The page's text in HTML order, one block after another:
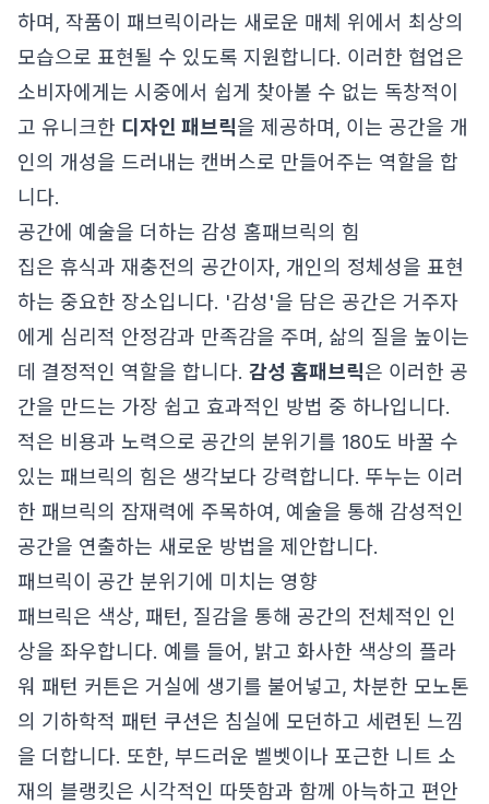
하며, 작품이 패브릭이라는 새로운 매체 위에서 최상의
모습으로 표현될 수 있도록 지원합니다. 이러한 협업은
소비자에게는 시중에서 쉽게 찾아볼 수 없는 독창적이
고 유니크한 디자인 패브릭을 제공하며, 이는 공간을 개
인의 개성을 드러내는 캔버스로 만들어주는 역할을 합
니다.
공간에 예술을 더하는 감성 홈패브릭의 힘
집은 휴식과 재충전의 공간이자, 개인의 정체성을 표현
하는 중요한 장소입니다. '감성'을 담은 공간은 거주자
에게 심리적 안정감과 만족감을 주며, 삶의 질을 높이는
데 결정적인 역할을 합니다. 감성 홈패브릭은 이러한 공
간을 만드는 가장 쉽고 효과적인 방법 중 하나입니다.
적은 비용과 노력으로 공간의 분위기를 180도 바꿀 수
있는 패브릭의 힘은 생각보다 강력합니다. 뚜누는 이러
한 패브릭의 잠재력에 주목하여, 예술을 통해 감성적인
공간을 연출하는 새로운 방법을 제안합니다.
패브릭이 공간 분위기에 미치는 영향
패브릭은 색상, 패턴, 질감을 통해 공간의 전체적인 인
상을 좌우합니다. 예를 들어, 밝고 화사한 색상의 플라
워 패턴 커튼은 거실에 생기를 불어넣고, 차분한 모노톤
의 기하학적 패턴 쿠션은 침실에 모던하고 세련된 느낌
을 더합니다. 또한, 부드러운 벨벳이나 포근한 니트 소
재의 블랭킷은 시각적인 따뜻함과 함께 아늑하고 편안